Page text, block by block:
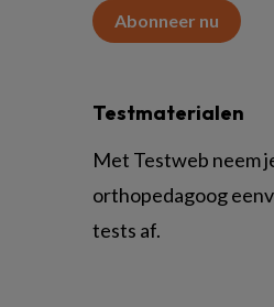
Abonneer nu
Testmaterialen
Met Testweb neem
orthopedagoog
tests af.